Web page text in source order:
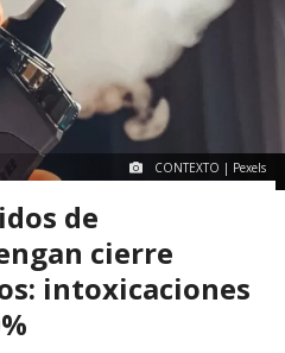
CONTEXTO | Pexels
de
cierre
intoxicaciones